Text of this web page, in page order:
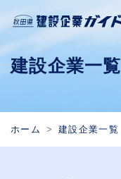
建設企業一覧
ホーム 建設企業一覧